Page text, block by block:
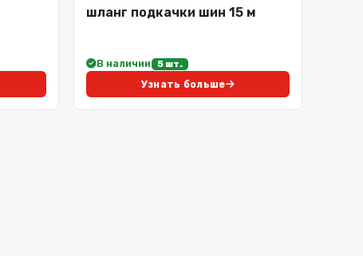
шланг подкачки шин 15 м
В наличии 5 шт.
Узнать больше